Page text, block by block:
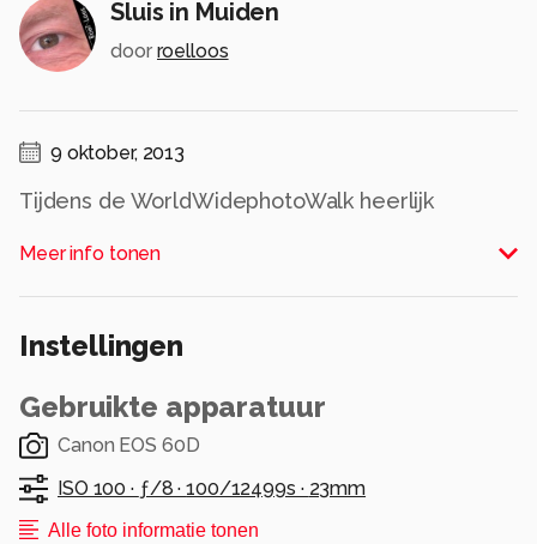
Sluis in Muiden
door roelloos
9 oktober, 2013
Tijdens de WorldWidephotoWalk heerlijk
Meer info tonen
Instellingen
Gebruikte apparatuur
Canon EOS 60D
ISO 100 · ƒ/8 ·100/12499s · 23mm
Alle foto informatie tonen